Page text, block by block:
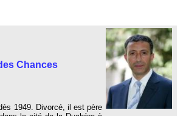
Chances
1949. Divorcé, il est père